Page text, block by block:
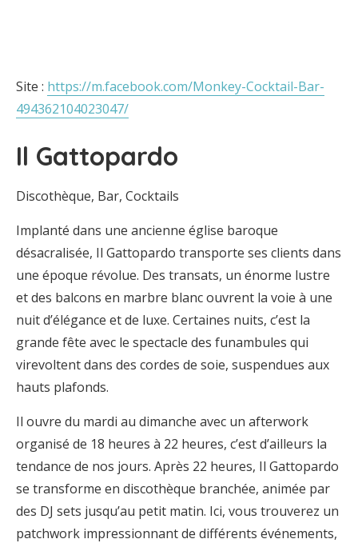
Site : https://m.facebook.com/Monkey-Cocktail-Bar-
494362104023047/
Il Gattopardo
Discothèque, Bar, Cocktails
Implanté dans une ancienne église baroque
désacralisée, Il Gattopardo transporte ses clients dans
une époque révolue. Des transats, un énorme lustre
et des balcons en marbre blanc ouvrent la voie à une
nuit d’élégance et de luxe. Certaines nuits, c’est la
grande fête avec le spectacle des funambules qui
virevoltent dans des cordes de soie, suspendues aux
hauts plafonds.
Il ouvre du mardi au dimanche avec un afterwork
organisé de 18 heures à 22 heures, c’est d’ailleurs la
tendance de nos jours. Après 22 heures, Il Gattopardo
se transforme en discothèque branchée, animée par
des DJ sets jusqu’au petit matin. Ici, vous trouverez un
patchwork impressionnant de différents événements,